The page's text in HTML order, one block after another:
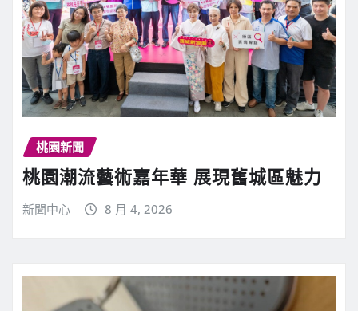
桃園新聞
桃園潮流藝術嘉年華 展現舊城區魅力
新聞中心 8 月 4, 2026